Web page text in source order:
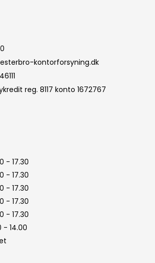
kontorforsyning.dk
reg. 8117 konto 1672767
- 17.30
- 17.30
- 17.30
- 17.30
- 17.30
- 14.00